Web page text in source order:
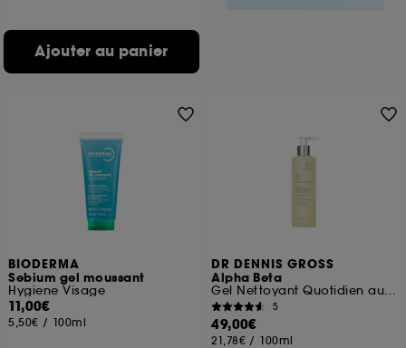
Ajouter au panier
BIODERMA
Sebium gel moussant
Hygiene Visage
11,00€
5,50€ / 100ml
DR DENNIS GROSS
Alpha Beta
Gel Nettoyant Quotidien au Complexe AHA/BHA
5
49,00€
21,78€ / 100ml